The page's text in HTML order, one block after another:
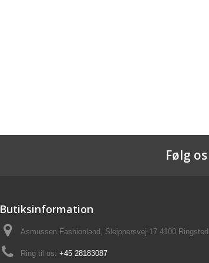
Følg os
Butiksinformation
Asmussen Fashionland, Sleipnersvej 17 4100 Ringsted
Ring til os: +45 28183087